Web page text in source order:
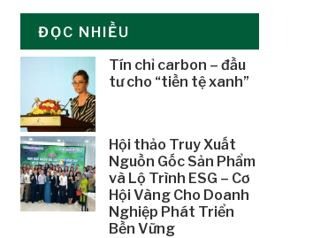
ĐỌC NHIỀU
Tín chỉ carbon – đầu
tư cho “tiền tệ xanh”
Hội thảo Truy Xuất
Nguồn Gốc Sản Phẩm
và Lộ Trình ESG – Cơ
Hội Vàng Cho Doanh
Nghiệp Phát Triển
Bền Vững